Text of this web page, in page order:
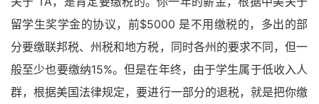
留学生奖学金的协议，前$5000 是不用缴税的，多出的部
分要缴联邦税、州税和地方税，同时各州的要求不同，但一
般至少也要缴纳15%。但是在年终，由于学生属于低收入人
群，根据美国法律规定，要进行一部分的退税，就是把你缴